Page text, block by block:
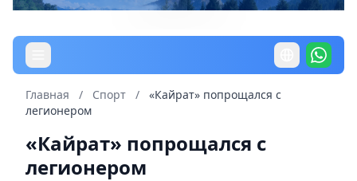
Главная / Спорт /
«Кайрат» попрощался с
легионером
«Кайрат» попрощался с
легионером